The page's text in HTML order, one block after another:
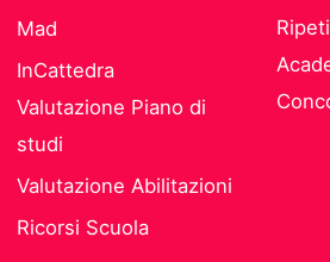
Mad
InCattedra
Valutazione Piano di
studi
Valutazione Abilitazioni
Ricorsi Scuola